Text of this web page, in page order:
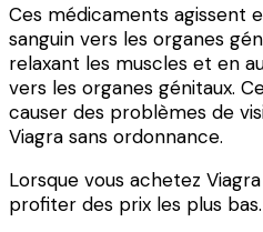
Ces médicaments agissent
sanguin vers les organes
relaxant les muscles et en
vers les organes génitaux.
causer des problèmes de
Viagra sans ordonnance.
Lorsque vous achetez
profiter des prix les plus bas.